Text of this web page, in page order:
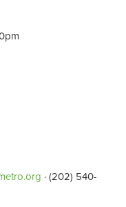
· (202) 540-